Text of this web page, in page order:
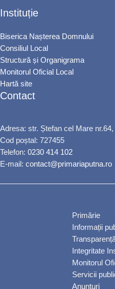
Instituție
Biserica Nașterea Domnului
Consiliul Local
Structură și Organigrama
Monitorul Oficial Local
Hartă site
Contact
Adresa: str. Ștefan cel Mare
Cod poștal: 727455
Telefon: 0230 414 102
E-mail: contact@primariaputna.ro
Primărie
Informații
Integritate
Monitorul
Servicii
Anunțuri